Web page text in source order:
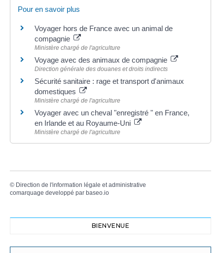
Pour en savoir plus
Voyager hors de France avec un animal de
compagnie
Ministère chargé de l'agriculture
Voyage avec des animaux de compagnie
Direction générale des douanes et droits indirects
Sécurité sanitaire : rage et transport d'animaux
domestiques
Ministère chargé de l'agriculture
Voyager avec un cheval "enregistré " en France,
en Irlande et au Royaume-Uni
Ministère chargé de l'agriculture
© Direction de l'information légale et administrative
comarquage developpé par baseo.io
BIENVENUE